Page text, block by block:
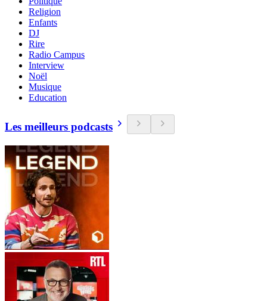
Religion
Enfants
DJ
Rire
Radio Campus
Interview
Noël
Musique
Education
Les meilleurs podcasts